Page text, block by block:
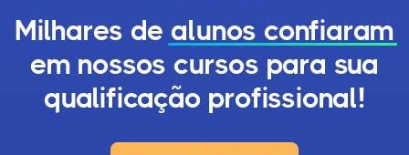
Milhares de alunos confiaram
em nossos cursos para sua
qualificação profissional!